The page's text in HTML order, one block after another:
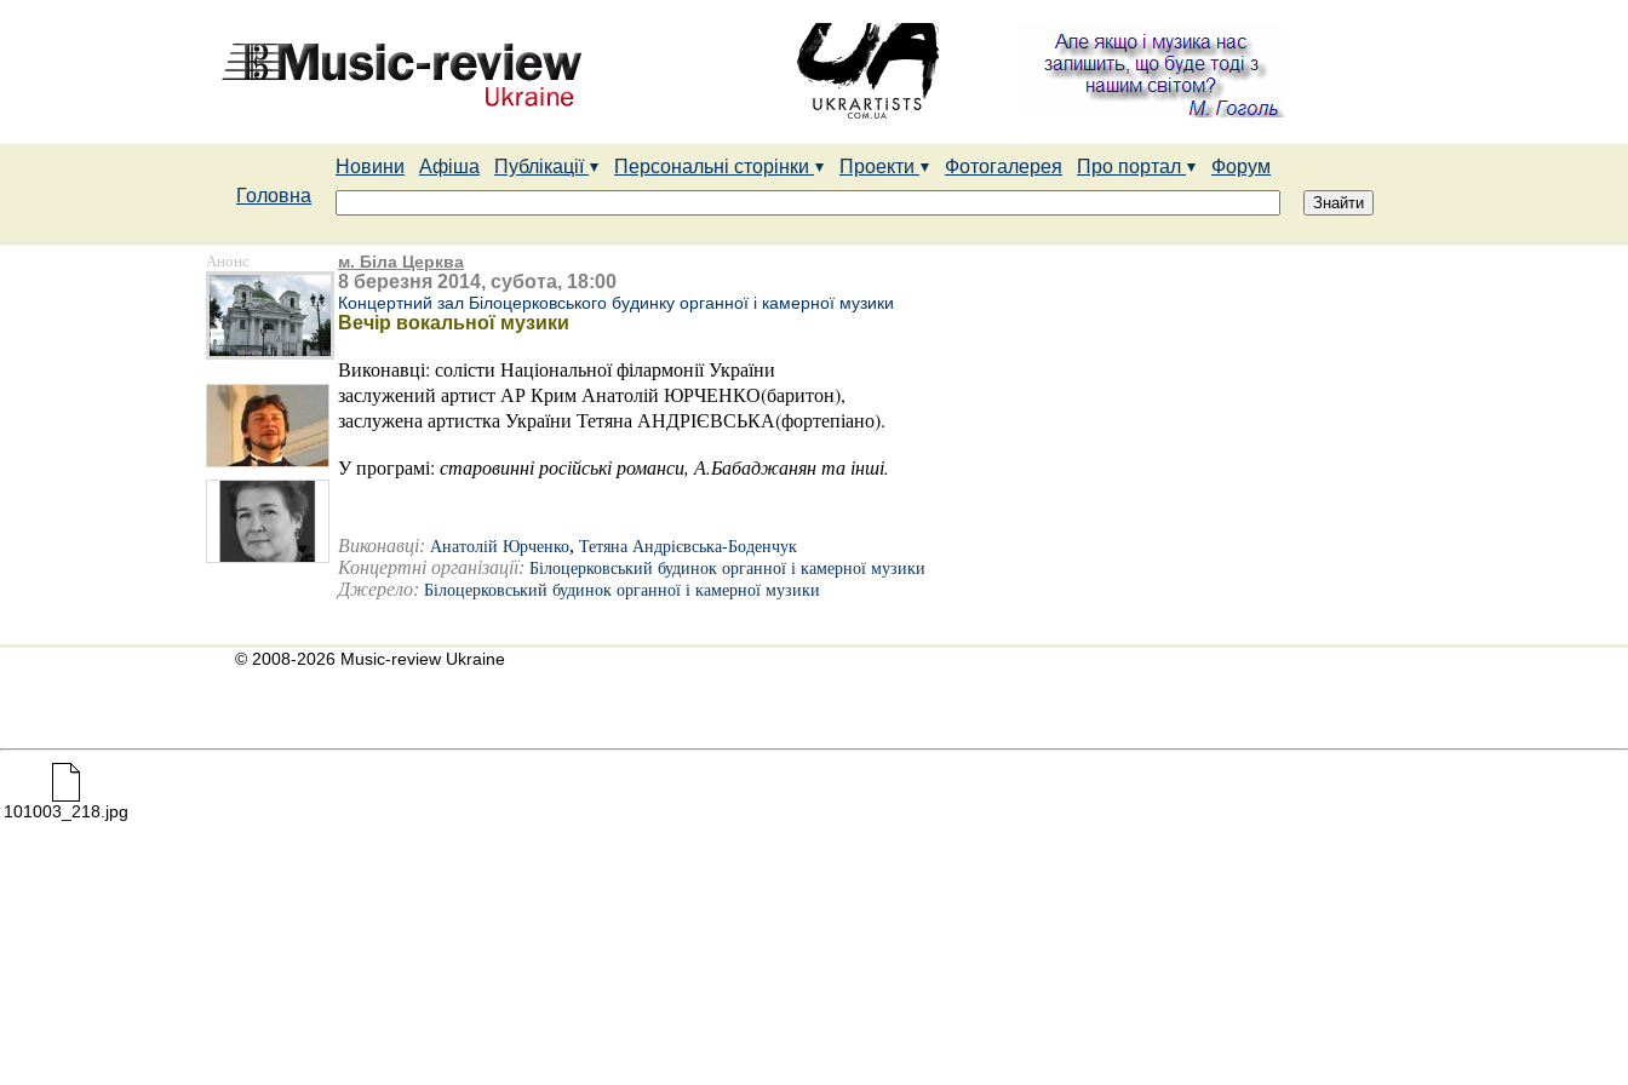
Новини Афіша Публікації Персональні сторінки Проекти Фотогалерея Про портал
Форум
Головна
Анонс м. Біла Церква
8 березня 2014, субота, 18:00
Концертний зал Білоцерковського будинку органної і камерної музики
Вечір вокальної музики
Виконавці: солісти Національної філармонії України
заслужений артист АР Крим Анатолій ЮРЧЕНКО(баритон),
заслужена артистка України Тетяна АНДРІЄВСЬКА(фортепіано).
У програмі: старовинні російські романси, А.Бабаджанян та інші.
Виконавці: Анатолій Юрченко, Тетяна Андрієвська-Боденчук
Концертні організації: Білоцерковський будинок органної і камерної музики
Джерело: Білоцерковський будинок органної і камерної музики
© 2008-2026 Music-review Ukraine
101003_218.jpg